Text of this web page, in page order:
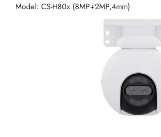
Model: CS-H80x (8MP+2MP,4mm)